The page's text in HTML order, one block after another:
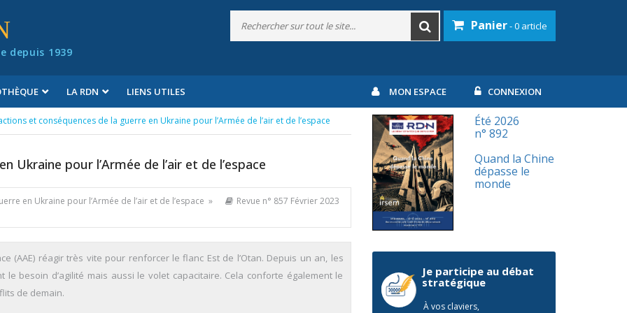
depuis 1939
Panier- 0 article
LA RDN LIENS UTILES MON ESPACE CONNEXION
et conséquences de la guerre en Ukraine pour l’Armée de l’air et de l’espace
Ukraine pour l’Armée de l’air et de l’espace
en Ukraine pour l’Armée de l’air et de l’espace »
Revue n° 857 Février 2023
(AAE) réagir très vite pour renforcer le flanc Est de l’Otan. Depuis un an, les
besoin d’agilité mais aussi le volet capacitaire. Cela conforte également le
de demain.
Été 2026
n° 892
Quand la Chine
dépasse le
monde
Je participe au débat
stratégique
À vos claviers,